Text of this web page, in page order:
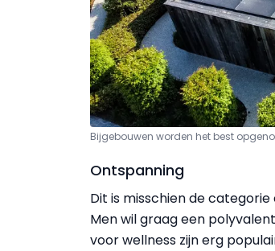
Bijgebouwen worden het best
Ontspanning
Dit is misschien de
Men wil graag een
voor wellness zijn erg